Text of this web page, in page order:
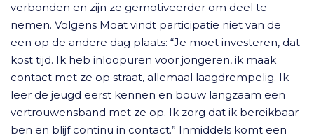
verbonden en zijn ze gemotiveerder om deel te
nemen. Volgens Moat vindt participatie niet van de
een op de andere dag plaats: “Je moet investeren, dat
kost tijd. Ik heb inloopuren voor jongeren, ik maak
contact met ze op straat, allemaal laagdrempelig. Ik
leer de jeugd eerst kennen en bouw langzaam een
vertrouwensband met ze op. Ik zorg dat ik bereikbaar
ben en blijf continu in contact.” Inmiddels komt een